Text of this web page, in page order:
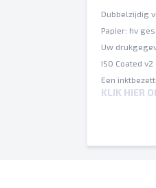
Dubbelzijdig
Papier: hv
Uw
ISO Coated
Een
Op
Afbrekingen
KLIK HIER